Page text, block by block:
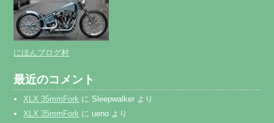
にほんブログ村
最近のコメント
XLX 35mmFork に Sleepwalker より
XLX 35mmFork に ueno より